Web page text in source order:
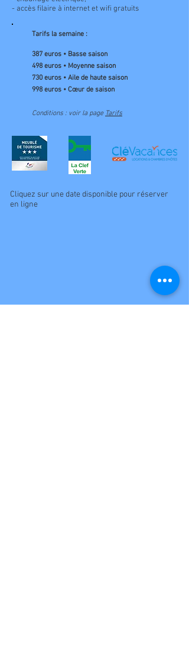
- accès filaire à internet et wifi gratuits
Tarifs la semaine :
387 euros • Basse saison
498 euros • Moyenne saison
730 euros • Aile de haute saison
998 euros • Cœur de saison
Conditions : voir la page Tarifs
Cliquez sur une date disponible pour réserver
en ligne